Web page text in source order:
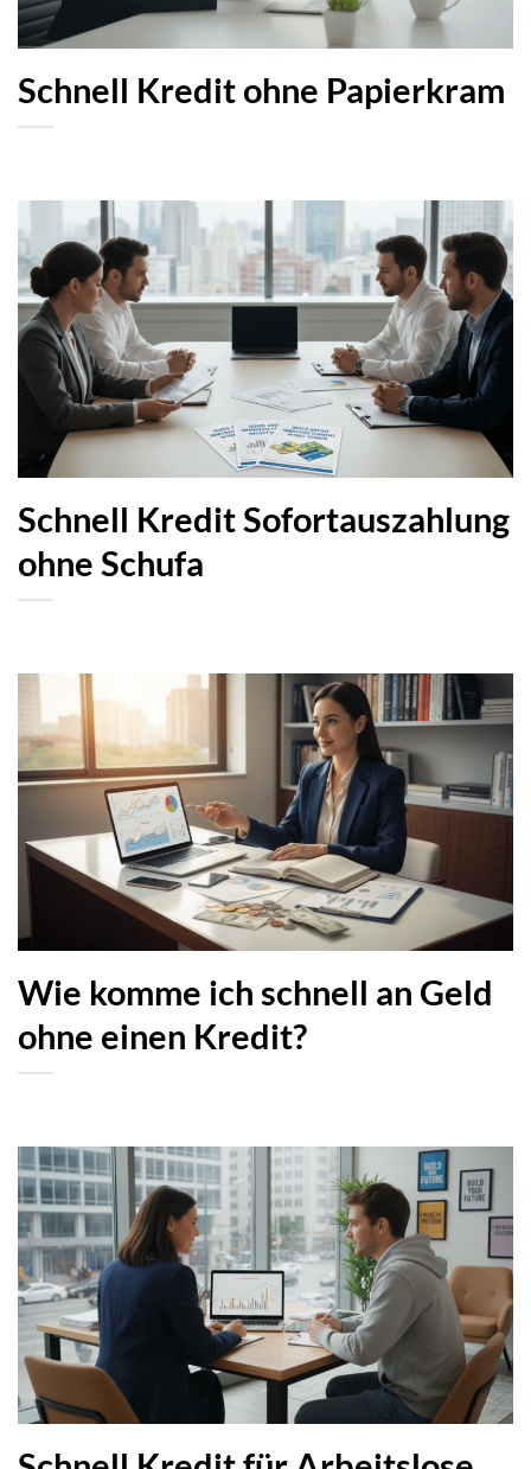
Schnell Kredit ohne Papierkram
Schnell Kredit Sofortauszahlung
ohne Schufa
Wie komme ich schnell an Geld
ohne einen Kredit?